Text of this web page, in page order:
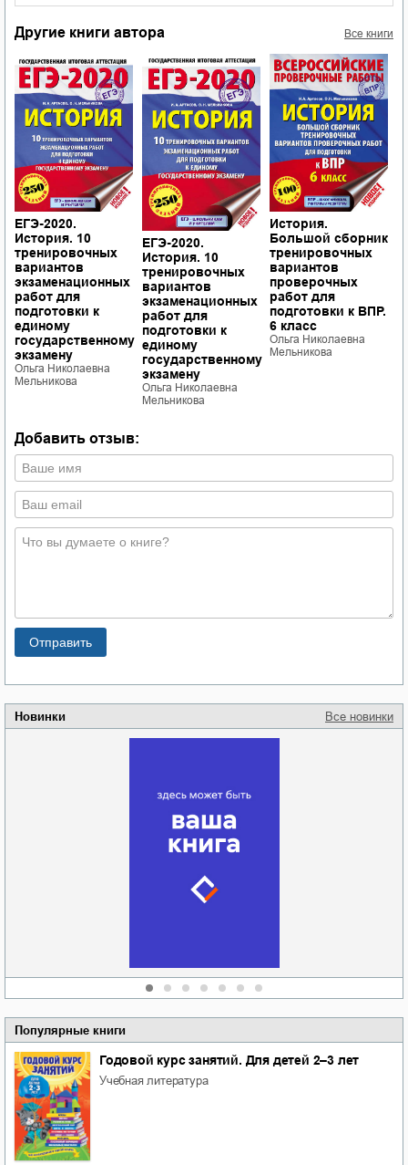
Новинки Все новинки
Популярные книги
Годовой курс занятий. Для детей 2–3 лет
учебная литература
Другие книги автора Все книги
ЕГЭ-2020.
История. 10
тренировочных
вариантов
экзаменационных
работ для
подготовки к
единому
государственному
экзамену
Ольга Николаевна
Мельникова
ЕГЭ-2020.
История. 10
тренировочных
вариантов
экзаменационных
работ для
подготовки к
единому
государственному
экзамену
Ольга Николаевна
Мельникова
История.
Большой сборник
тренировочных
вариантов
проверочных
работ для
подготовки к ВПР.
6 класс
Ольга Николаевна
Мельникова
Добавить отзыв: